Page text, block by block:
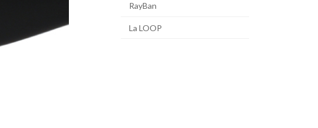
RayBan
La LOOP